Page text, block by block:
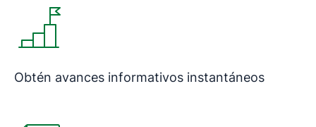
Obtén avances informativos instantáneos